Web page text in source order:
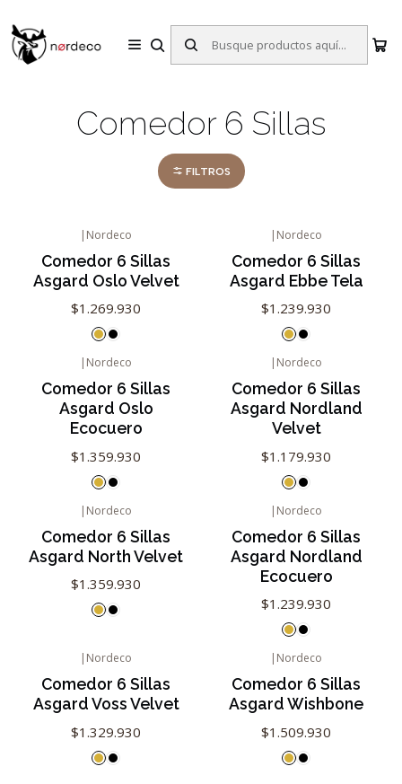
Inicio Comedor 6 Sillas
Comedor 6 Sillas
FILTROS
| Nordeco
Comedor 6 Sillas
Asgard Oslo Velvet
$1.269.930
| Nordeco
Comedor 6 Sillas
Asgard Ebbe Tela
$1.239.930
| Nordeco
Comedor 6 Sillas
Asgard Oslo
Ecocuero
$1.359.930
| Nordeco
Comedor 6 Sillas
Asgard Nordland
Velvet
$1.179.930
| Nordeco
Comedor 6 Sillas
Asgard North Velvet
$1.359.930
| Nordeco
Comedor 6 Sillas
Asgard Nordland
Ecocuero
$1.239.930
| Nordeco
Comedor 6 Sillas
Asgard Voss Velvet
$1.329.930
| Nordeco
Comedor 6 Sillas
Asgard Wishbone
$1.509.930